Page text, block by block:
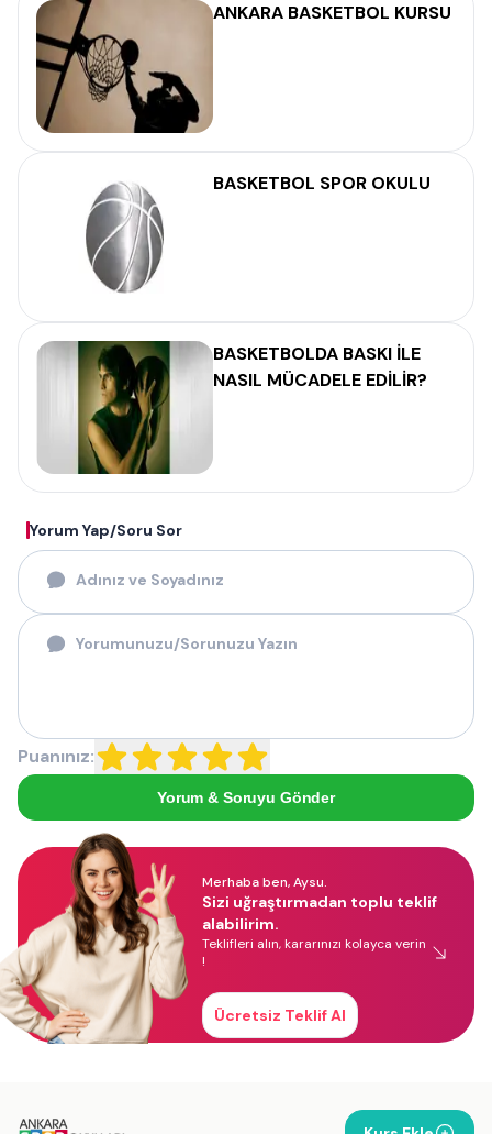
ANKARA BASKETBOL KURSU
BASKETBOL SPOR OKULU
BASKETBOLDA BASKI İLE
NASIL MÜCADELE EDİLİR?
Yorum Yap/Soru Sor
Puanınız:
Yorum & Soruyu Gönder
Merhaba ben, Aysu.
Sizi uğraştırmadan toplu teklif
alabilirim.
Teklifleri alın, kararınızı kolayca verin
!
Ücretsiz Teklif Al